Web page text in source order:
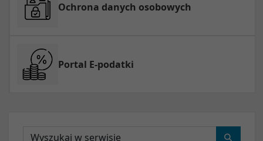
Ochrona danych osobowych
Portal E-podatki
Wyszukaj